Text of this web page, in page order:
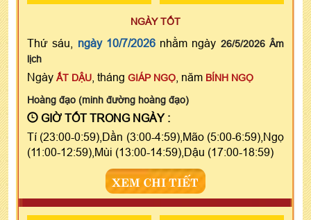
NGÀY TỐT
Thứ sáu, ngày 10/7/2026nhằm ngày 26/5/2026 Âm
lịch
Ngày ẤT DẬU , tháng GIÁP NGỌ , năm BÍNH NGỌ
Hoàng đạo (minh đường hoàng đạo)
GIỜ TỐT TRONG NGÀY :
Tí (23:00-0:59),Dần (3:00-4:59),Mão (5:00-6:59),Ngọ
(11:00-12:59),Mùi (13:00-14:59),Dậu (17:00-18:59)
XEM CHI TIẾT